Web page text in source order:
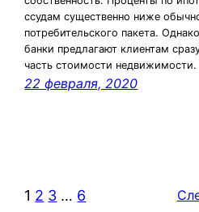
ссудам существенно ниже
потребительского пакета.
банки предлагают клиентам
часть стоимости
22 февраля, 2020
1 2 3 … 6